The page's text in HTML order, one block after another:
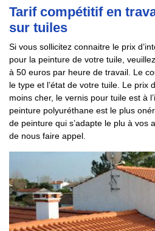
Tarif compétitif en
sur tuiles
Si vous sollicitez connaitre le prix
pour la peinture de votre tuile,
à 50 euros par heure de travail. Le
le type et l’état de votre tuile. Le prix
moins cher, le vernis pour tuile est à
peinture polyuréthane est le plus
de peinture qui s’adapte le plu à vos
de nous faire appel.